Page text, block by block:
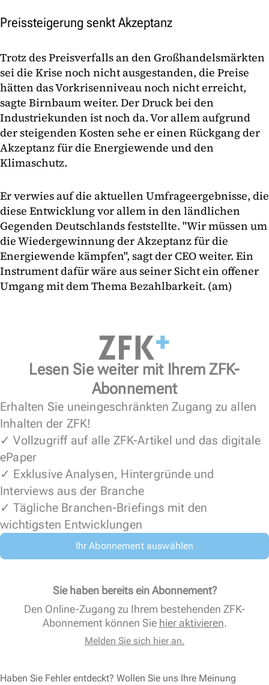
Preissteigerung senkt Akzeptanz
Trotz des Preisverfalls an den Großhandelsmärkten
sei die Krise noch nicht ausgestanden, die Preise
hätten das Vorkrisenniveau noch nicht erreicht,
sagte Birnbaum weiter. Der Druck bei den
Industriekunden ist noch da. Vor allem aufgrund
der steigenden Kosten sehe er einen Rückgang der
Akzeptanz für die Energiewende und den
Klimaschutz.
Er verwies auf die aktuellen Umfrageergebnisse, die
diese Entwicklung vor allem in den ländlichen
Gegenden Deutschlands feststellte. "Wir müssen um
die Wiedergewinnung der Akzeptanz für die
Energiewende kämpfen", sagt der CEO weiter. Ein
Instrument dafür wäre aus seiner Sicht ein offener
Umgang mit dem Thema Bezahlbarkeit. (am)
Lesen Sie weiter mit Ihrem ZFK-
Abonnement
Erhalten Sie uneingeschränkten Zugang zu allen
Inhalten der ZFK!
✓ Vollzugriff auf alle ZFK-Artikel und das digitale
ePaper
✓ Exklusive Analysen, Hintergründe und
Interviews aus der Branche
✓ Tägliche Branchen-Briefings mit den
wichtigsten Entwicklungen
Ihr Abonnement auswählen
Sie haben bereits ein Abonnement?
Den Online-Zugang zu Ihrem bestehenden ZFK-
Abonnement können Sie hier aktivieren.
Melden Sie sich hier an.
Haben Sie Fehler entdeckt? Wollen Sie uns Ihre Meinung